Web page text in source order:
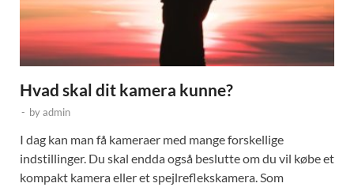
Hvad skal dit kamera kunne?
- byadmin
I dag kan man få kameraer med mange forskellige
indstillinger. Du skal endda også beslutte om du vil købe et
kompakt kamera eller et spejlreflekskamera. Som